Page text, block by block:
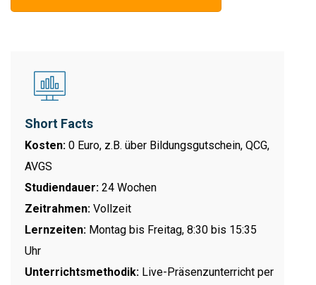
Short Facts
Kosten: 0 Euro, z.B. über Bildungsgutschein, QCG,
AVGS
Studiendauer: 24 Wochen
Zeitrahmen: Vollzeit
Lernzeiten: Montag bis Freitag, 8:30 bis 15:35
Uhr
Unterrichtsmethodik: Live-Präsenzunterricht per